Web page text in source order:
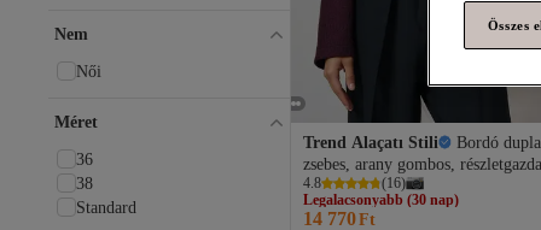
Trend Alaçatı Stili
Bordó dupla
zsebes, arany gombos,
kötött kabát ALC-X14671
4.8 (16)
Legalacsonyabb (30 nap)
Ingyenes szállítás
Legalacsonyabb (30 nap)
14 770Ft
Swist
trendgar
Dilvin
Kiğılı
Mixray
Defacto
Nem
Női
Méret
36
38
Standard
Összes